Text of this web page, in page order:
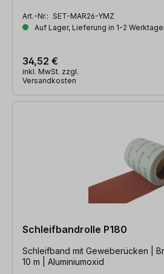
Art.-Nr.: SET-MAR26-YMZ
Auf Lager, Lieferung in 1-2
34,52 €
inkl. MwSt. zzgl.
Versandkosten
Schleifbandrolle P180
Schleifband mit Geweberücken |
10 m | Aluminiumoxid